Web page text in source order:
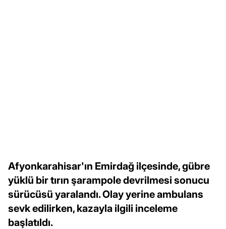
Afyonkarahisar'ın Emirdağ ilçesinde, gübre
yüklü bir tırın şarampole devrilmesi sonucu
sürücüsü yaralandı. Olay yerine ambulans
sevk edilirken, kazayla ilgili inceleme
başlatıldı.